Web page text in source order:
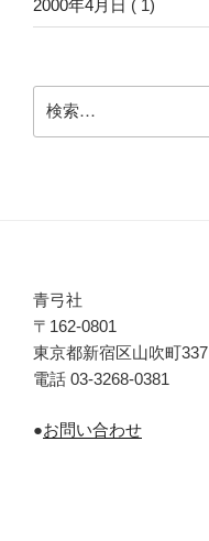
2000年4月日 ( 1)
検
索:
青弓社
〒162-0801
東京都新宿区山吹町337
電話 03-3268-0381
●お問い合わせ